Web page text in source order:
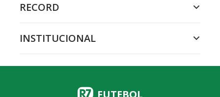
RECORD
INSTITUCIONAL